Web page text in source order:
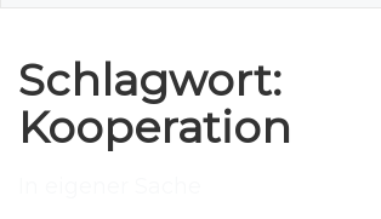
Schlagwort:
Kooperation